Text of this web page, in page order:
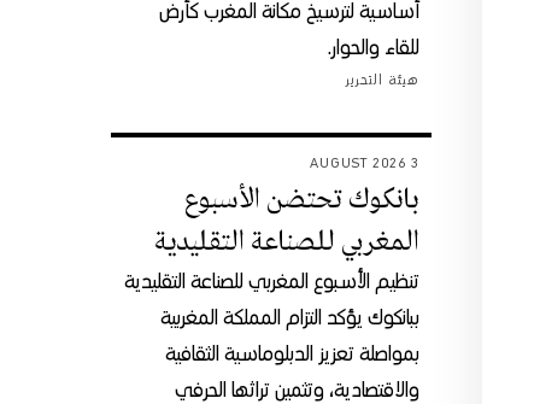
أساسية لترسيخ مكانة المغرب كأرض
للقاء والحوار.
هيئة التحرير
3 AUGUST 2026
بانكوك تحتضن الأسبوع
المغربي للصناعة التقليدية
تنظيم الأسبوع المغربي للصناعة التقليدية
ببانكوك يؤكد التزام المملكة المغربية
بمواصلة تعزيز الدبلوماسية الثقافية
والاقتصادية، وتثمين تراثها الحرفي